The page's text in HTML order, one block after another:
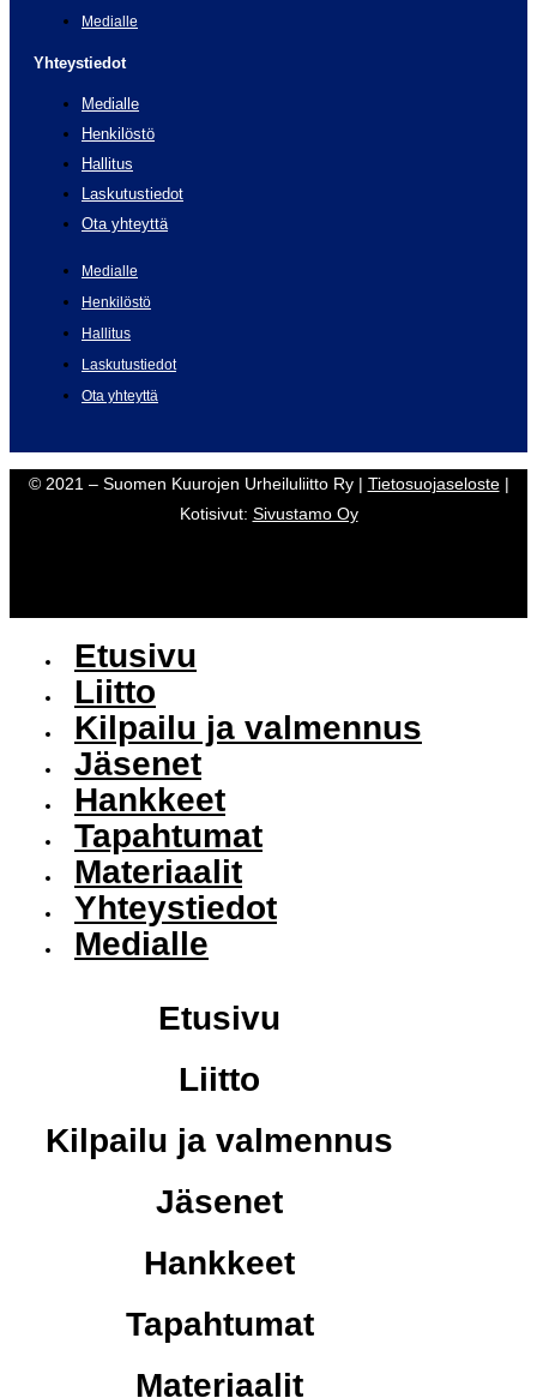
Medialle
Yhteystiedot
Medialle
Henkilöstö
Hallitus
Laskutustiedot
Ota yhteyttä
Medialle
Henkilöstö
Hallitus
Laskutustiedot
Ota yhteyttä
© 2021 – Suomen Kuurojen Urheiluliitto Ry | Tietosuojaseloste|
Kotisivut: Sivustamo Oy
Etusivu
Liitto
Kilpailu ja valmennus
Jäsenet
Hankkeet
Tapahtumat
Materiaalit
Yhteystiedot
Medialle
Etusivu
Liitto
Kilpailu ja valmennus
Jäsenet
Hankkeet
Tapahtumat
Materiaalit